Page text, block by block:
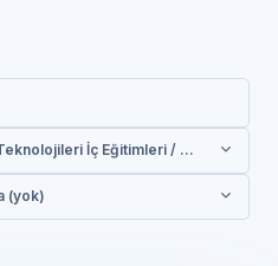
İç Eğitimleri /
(yok)